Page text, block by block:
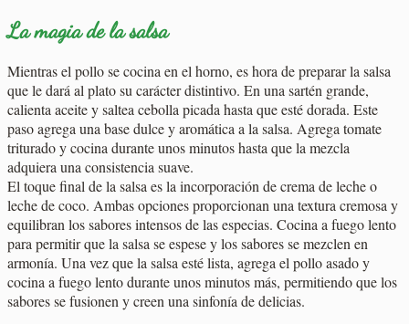
La magia de la salsa
Mientras el pollo se cocina en el horno, es hora de preparar la salsa
que le dará al plato su carácter distintivo. En una sartén grande,
calienta aceite y saltea cebolla picada hasta que esté dorada. Este
paso agrega una base dulce y aromática a la salsa. Agrega tomate
triturado y cocina durante unos minutos hasta que la mezcla
adquiera una consistencia suave.
El toque final de la salsa es la incorporación de crema de leche o
leche de coco. Ambas opciones proporcionan una textura cremosa y
equilibran los sabores intensos de las especias. Cocina a fuego lento
para permitir que la salsa se espese y los sabores se mezclen en
armonía. Una vez que la salsa esté lista, agrega el pollo asado y
cocina a fuego lento durante unos minutos más, permitiendo que los
sabores se fusionen y creen una sinfonía de delicias.